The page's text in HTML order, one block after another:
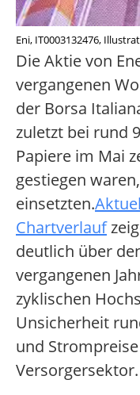
Eni, IT0003132476,
Die Aktie von
vergangenen
der Borsa
zuletzt bei rund
Papiere im Mai
gestiegen
einsetzten.
Chartverlauf
deutlich über
vergangenen
zyklischen
Unsicherheit
und
Versorgersektor.